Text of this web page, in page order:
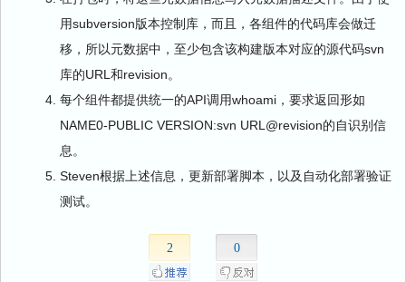
用subversion版本控制库，而且，各组件的代码库会做迁
移，所以元数据中，至少包含该构建版本对应的源代码svn
库的URL和revision。
每个组件都提供统一的API调用whoami，要求返回形如
NAME0-PUBLIC VERSION:svn URL@revision的自识别信
息。
Steven根据上述信息，更新部署脚本，以及自动化部署验证
测试。
2 0